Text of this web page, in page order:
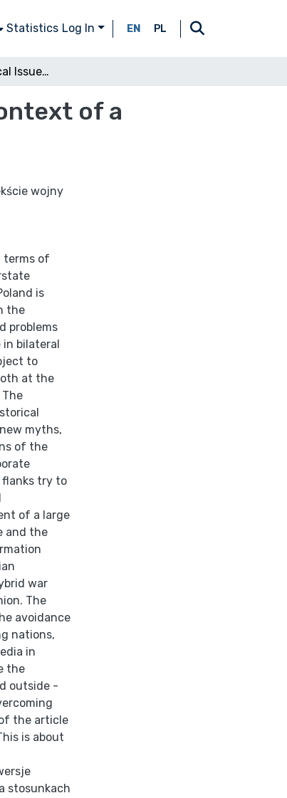
Statistics Log In EN PL
Ukrainian Historical Issues in Polish Media in the Context of a Hybrid War: Between Myths and Post-Truth
of a
wojny
terms of
is
the
problems
bilateral
to
at the
myths,
of the
try to
of a large
and the
war
The
avoidance
nations,
in
the
outside -
the article
is about
stosunkach